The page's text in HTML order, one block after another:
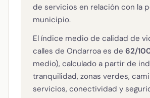
de servicios en relación con la
municipio.
El índice medio de calidad de
calles de Ondarroa es de 62/
medio), calculado a partir de
tranquilidad, zonas verdes,
servicios, conectividad y